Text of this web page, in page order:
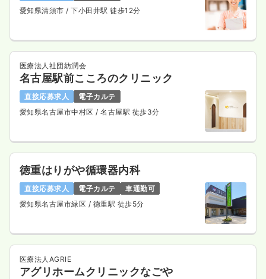
愛知県清須市 / 下小田井駅 徒歩12分
医療法人社団紡潤会
名古屋駅前こころのクリニック
直接応募求人
電子カルテ
愛知県名古屋市中村区 / 名古屋駅 徒歩3分
徳重はりがや循環器内科
直接応募求人 電子カルテ
車通勤可
愛知県名古屋市緑区 / 徳重駅 徒歩5分
医療法人AGRIE
アグリホームクリニックなごや